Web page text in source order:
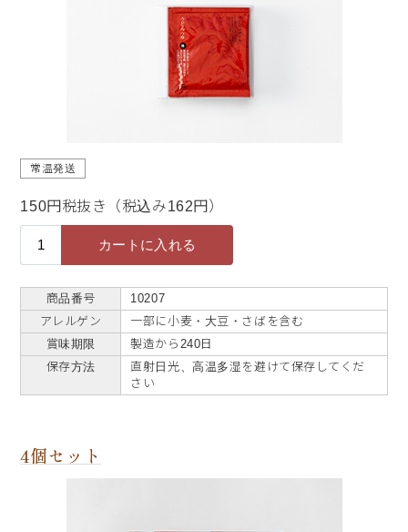
常温発送
150円税抜き（税込み162円）
商品番号
10207
アレルゲン
一部に小麦・大豆・さばを含む
賞味期限
製造から240日
保存方法
直射日光、高温多湿を避けて保存してくだ
さい
4個セット